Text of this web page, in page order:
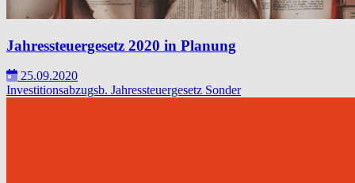
Jahressteuergesetz 2020 in Planung
25.09.2020
Investitionsabzugsb. Jahressteuergesetz Sonder